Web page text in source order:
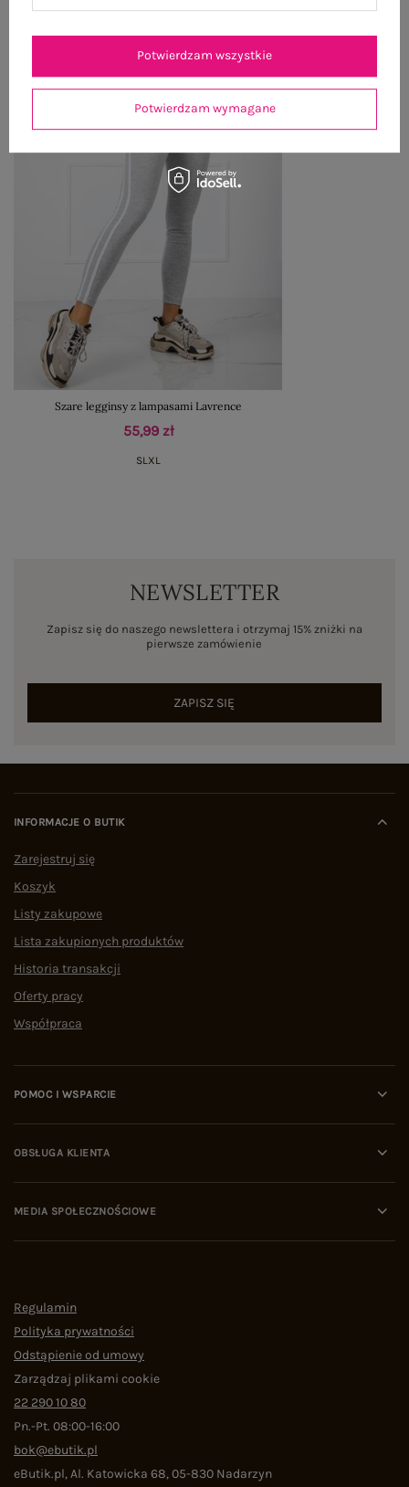
Szare legginsy z lampasami Lavrence
55,99 zł
SL XL
NEWSLETTER
Zapisz się do naszego newslettera i otrzymaj 15% zniżki na
pierwsze zamówienie
ZAPISZ SIĘ
INFORMACJE O BUTIK
Zarejestruj się
Koszyk
Listy zakupowe
Lista zakupionych produktów
Historia transakcji
Oferty pracy
Współpraca
POMOC I WSPARCIE
OBSŁUGA KLIENTA
MEDIA SPOŁECZNOŚCIOWE
Regulamin
Polityka prywatności
Odstąpienie od umowy
Zarządzaj plikami cookie
22 290 10 80
Pn.-Pt. 08:00-16:00
bok@ebutik.pl
eButik.pl,Al. Katowicka 68,05-830 Nadarzyn
Potwierdzam wymagane
Potwierdzam wszystkie